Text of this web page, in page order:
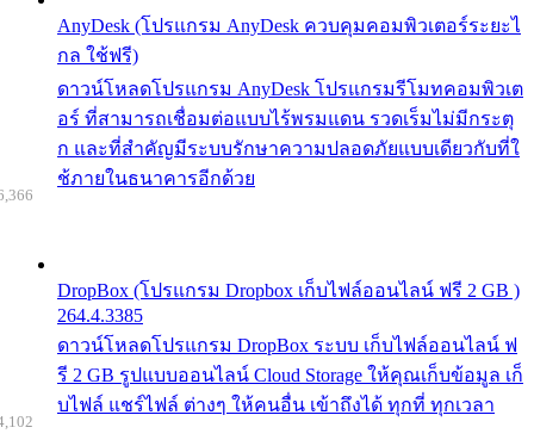
AnyDesk (โปรแกรม AnyDesk ควบคุมคอมพิวเตอร์ระยะไ
กล ใช้ฟรี)
ดาวน์โหลดโปรแกรม AnyDesk โปรแกรมรีโมทคอมพิวเต
อร์ ที่สามารถเชื่อมต่อแบบไร้พรมแดน รวดเร็มไม่มีกระตุ
ก และที่สำคัญมีระบบรักษาความปลอดภัยแบบเดียวกับที่ใ
ช้ภายในธนาคารอีกด้วย
DropBox (โปรแกรม Dropbox เก็บไฟล์ออนไลน์ ฟรี 2 GB )
264.4.3385
ดาวน์โหลดโปรแกรม DropBox ระบบ เก็บไฟล์ออนไลน์ ฟ
รี 2 GB รูปแบบออนไลน์ Cloud Storage ให้คุณเก็บข้อมูล เก็
บไฟล์ แชร์ไฟล์ ต่างๆ ให้คนอื่น เข้าถึงได้ ทุกที่ ทุกเวลา